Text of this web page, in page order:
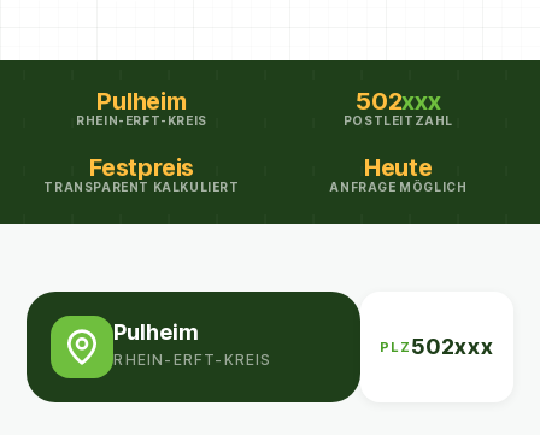
Pulheim
RHEIN-ERFT-KREIS
502xxx
POSTLEITZAHL
Festpreis
TRANSPARENT KALKULIERT
Heute
ANFRAGE MÖGLICH
Pulheim
RHEIN-ERFT-KREIS
PLZ 502xxx